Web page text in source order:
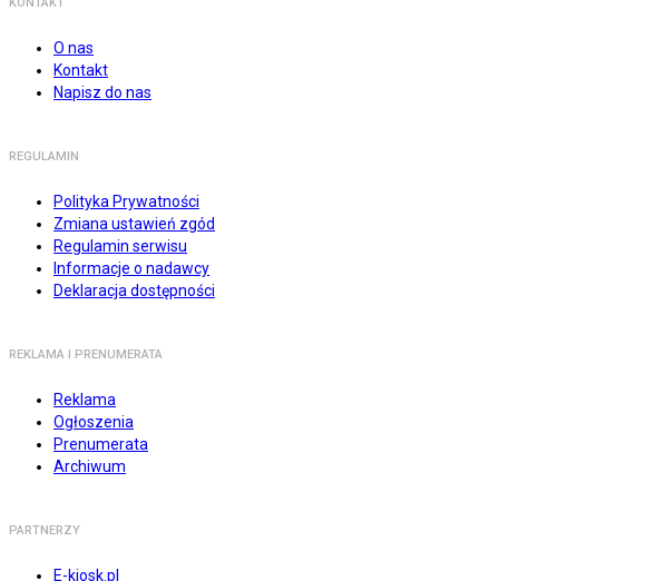
O nas
Kontakt
Napisz do nas
REGULAMIN
Polityka Prywatności
Zmiana ustawień zgód
Regulamin serwisu
Informacje o nadawcy
Deklaracja dostępności
REKLAMA I PRENUMERATA
Reklama
Ogłoszenia
Prenumerata
Archiwum
PARTNERZY
E-kiosk.pl